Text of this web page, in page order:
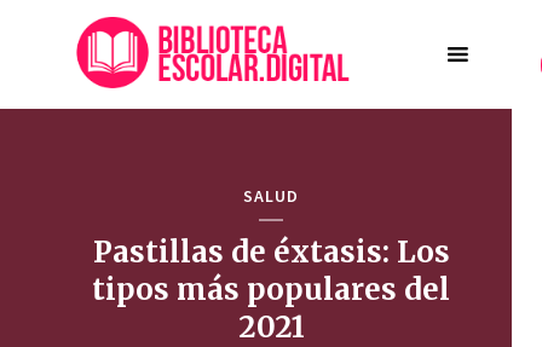
SALUD
Pastillas de éxtasis: Los
tipos más populares del
2021